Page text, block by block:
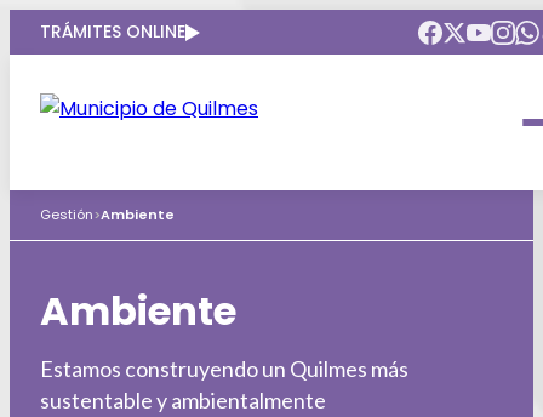
TRÁMITES ONLINE
Intendenta
Gobierno Abierto
HCD
Puntos de interés
GIRSU
Gestión>Ambiente
Ambiente
Estamos construyendo un Quilmes más
sustentable y ambientalmente